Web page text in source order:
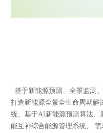
基于新能源预测、全景监测
打造新能源全景全生命周期解
统、基于AI新能源预测算法、
能互补综合能源管理系统、